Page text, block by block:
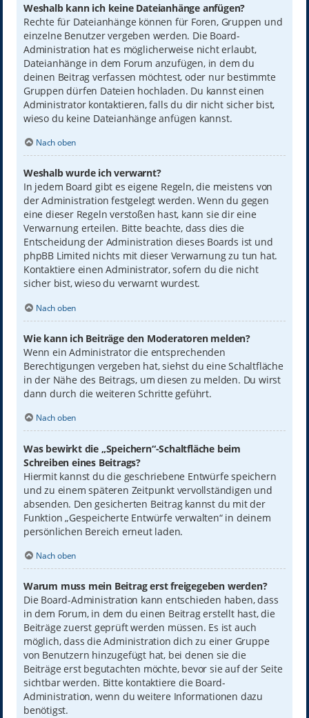
Weshalb kann ich keine Dateianhänge anfügen?
Rechte für Dateianhänge können für Foren, Gruppen und
einzelne Benutzer vergeben werden. Die Board-
Administration hat es möglicherweise nicht erlaubt,
Dateianhänge in dem Forum anzufügen, in dem du
deinen Beitrag verfassen möchtest, oder nur bestimmte
Gruppen dürfen Dateien hochladen. Du kannst einen
Administrator kontaktieren, falls du dir nicht sicher bist,
wieso du keine Dateianhänge anfügen kannst.
Nach oben
Weshalb wurde ich verwarnt?
In jedem Board gibt es eigene Regeln, die meistens von
der Administration festgelegt werden. Wenn du gegen
eine dieser Regeln verstoßen hast, kann sie dir eine
Verwarnung erteilen. Bitte beachte, dass dies die
Entscheidung der Administration dieses Boards ist und
phpBB Limited nichts mit dieser Verwarnung zu tun hat.
Kontaktiere einen Administrator, sofern du die nicht
sicher bist, wieso du verwarnt wurdest.
Nach oben
Wie kann ich Beiträge den Moderatoren melden?
Wenn ein Administrator die entsprechenden
Berechtigungen vergeben hat, siehst du eine Schaltfläche
in der Nähe des Beitrags, um diesen zu melden. Du wirst
dann durch die weiteren Schritte geführt.
Nach oben
Was bewirkt die „Speichern“-Schaltfläche beim
Schreiben eines Beitrags?
Hiermit kannst du die geschriebene Entwürfe speichern
und zu einem späteren Zeitpunkt vervollständigen und
absenden. Den gesicherten Beitrag kannst du mit der
Funktion „Gespeicherte Entwürfe verwalten“ in deinem
persönlichen Bereich erneut laden.
Nach oben
Warum muss mein Beitrag erst freigegeben werden?
Die Board-Administration kann entschieden haben, dass
in dem Forum, in dem du einen Beitrag erstellt hast, die
Beiträge zuerst geprüft werden müssen. Es ist auch
möglich, dass die Administration dich zu einer Gruppe
von Benutzern hinzugefügt hat, bei denen sie die
Beiträge erst begutachten möchte, bevor sie auf der Seite
sichtbar werden. Bitte kontaktiere die Board-
Administration, wenn du weitere Informationen dazu
benötigst.